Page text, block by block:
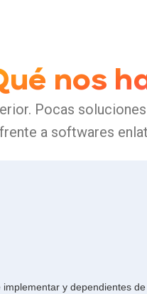
nos
Pocas
frente a softwares
y dependientes